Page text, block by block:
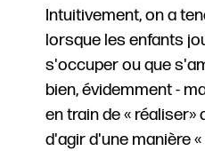
Intuitivement, on a
lorsque les enfants
s'occuper ou que
bien, évidemment -
en train de « réaliser»
d'agir d'une manière